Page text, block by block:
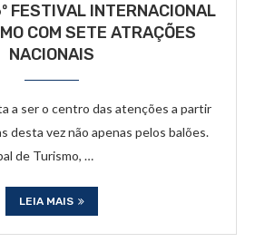
FESTIVAL INTERNACIONAL
COM SETE ATRAÇÕES
NACIONAIS
a ser o centro das atenções a partir
desta vez não apenas pelos balões.
de Turismo, …
LEIA MAIS